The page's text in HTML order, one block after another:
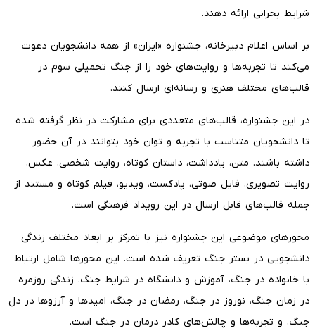
شرایط بحرانی ارائه دهند.
بر اساس اعلام دبیرخانه، جشنواره «ایران» از همه دانشجویان دعوت
می‌کند تا تجربه‌ها و روایت‌های خود را از جنگ تحمیلی سوم در
قالب‌های مختلف هنری و رسانه‌ای ارسال کنند.
در این جشنواره، قالب‌های متعددی برای مشارکت در نظر گرفته شده
تا دانشجویان متناسب با تجربه و توان خود بتوانند در آن حضور
داشته باشند. متن، یادداشت، داستان کوتاه، روایت شخصی، عکس،
روایت تصویری، فایل صوتی، پادکست، ویدیو، فیلم کوتاه و مستند از
جمله قالب‌های قابل ارسال در این رویداد فرهنگی است.
محورهای موضوعی این جشنواره نیز با تمرکز بر ابعاد مختلف زندگی
دانشجویی در بستر جنگ تعریف شده است. این محورها شامل ارتباط
با خانواده در جنگ، آموزش و دانشگاه در شرایط جنگ، زندگی روزمره
در زمان جنگ، نوروز در جنگ، رمضان در جنگ، امیدها و آرزوها در دل
جنگ، و تجربه‌ها و چالش‌های کادر درمان در جنگ است.